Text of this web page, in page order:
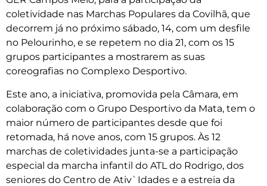
coletividade nas Marchas Populares da Covilhã, que
decorrem já no próximo sábado, 14, com um desfile
no Pelourinho, e se repetem no dia 21, com os 15
grupos participantes a mostrarem as suas
coreografias no Complexo Desportivo.
Este ano, a iniciativa, promovida pela Câmara, em
colaboração com o Grupo Desportivo da Mata, tem o
maior número de participantes desde que foi
retomada, há nove anos, com 15 grupos. Às 12
marchas de coletividades junta-se a participação
especial da marcha infantil do ATL do Rodrigo, dos
seniores do Centro de Ativ`Idades e a estreia da